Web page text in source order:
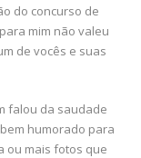
do concurso de
mim não valeu
de vocês e suas
falou da saudade
humorado para
ou mais fotos que